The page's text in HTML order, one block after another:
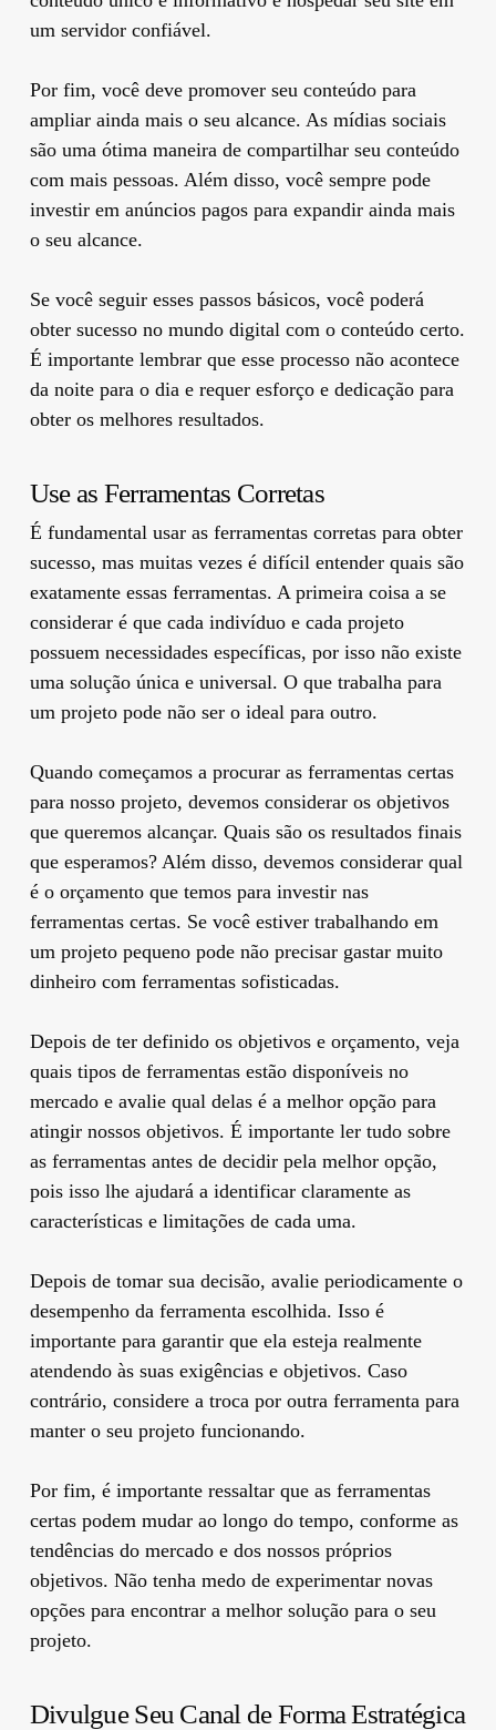
um servidor confiável.
Por fim, você deve promover seu conteúdo para
ampliar ainda mais o seu alcance. As mídias sociais
são uma ótima maneira de compartilhar seu conteúdo
com mais pessoas. Além disso, você sempre pode
investir em anúncios pagos para expandir ainda mais
o seu alcance.
Se você seguir esses passos básicos, você poderá
obter sucesso no mundo digital com o conteúdo certo.
É importante lembrar que esse processo não acontece
da noite para o dia e requer esforço e dedicação para
obter os melhores resultados.
Use as Ferramentas Corretas
É fundamental usar as ferramentas corretas para obter
sucesso, mas muitas vezes é difícil entender quais são
exatamente essas ferramentas. A primeira coisa a se
considerar é que cada indivíduo e cada projeto
possuem necessidades específicas, por isso não existe
uma solução única e universal. O que trabalha para
um projeto pode não ser o ideal para outro.
Quando começamos a procurar as ferramentas certas
para nosso projeto, devemos considerar os objetivos
que queremos alcançar. Quais são os resultados finais
que esperamos? Além disso, devemos considerar qual
é o orçamento que temos para investir nas
ferramentas certas. Se você estiver trabalhando em
um projeto pequeno pode não precisar gastar muito
dinheiro com ferramentas sofisticadas.
Depois de ter definido os objetivos e orçamento, veja
quais tipos de ferramentas estão disponíveis no
mercado e avalie qual delas é a melhor opção para
atingir nossos objetivos. É importante ler tudo sobre
as ferramentas antes de decidir pela melhor opção,
pois isso lhe ajudará a identificar claramente as
características e limitações de cada uma.
Depois de tomar sua decisão, avalie periodicamente o
desempenho da ferramenta escolhida. Isso é
importante para garantir que ela esteja realmente
atendendo às suas exigências e objetivos. Caso
contrário, considere a troca por outra ferramenta para
manter o seu projeto funcionando.
Por fim, é importante ressaltar que as ferramentas
certas podem mudar ao longo do tempo, conforme as
tendências do mercado e dos nossos próprios
objetivos. Não tenha medo de experimentar novas
opções para encontrar a melhor solução para o seu
projeto.
Divulgue Seu Canal de Forma Estratégica